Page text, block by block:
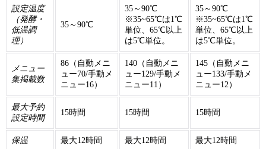
設定温度
（発酵・
低温調
理）
35～90℃
35～90℃
※35~65℃は1℃
単位、65℃以上
は5℃単位。
35～90℃
※35~65℃は1℃
単位、65℃以上
は5℃単位。
メニュー
集掲載数
86（自動メニ
ュー70/手動メ
ニュー16）
140（自動メニ
ュー129/手動メ
ニュー11）
145（自動メニ
ュー133/手動メ
ニュー12）
最大予約
設定時間
15時間 15時間 15時間
保温 最大12時間 最大12時間 最大12時間